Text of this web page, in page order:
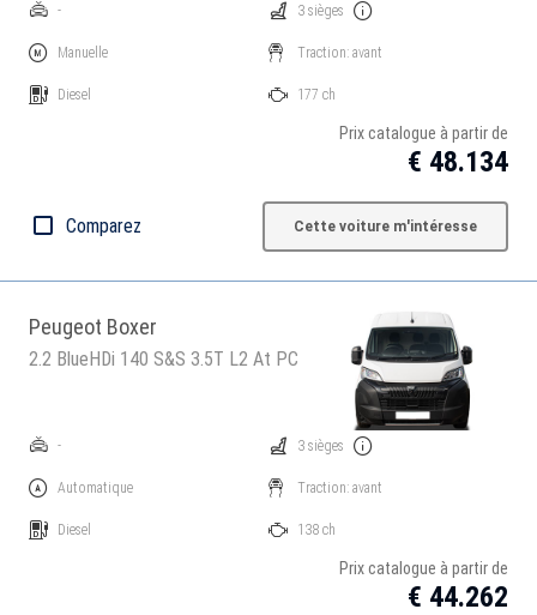
-
Manuelle
Diesel
3 sièges
Traction: avant
177 ch
Prix catalogue à partir de
€ 48.134
Comparez Cette voiture m'intéresse
Peugeot Boxer
2.2 BlueHDi 140 S&S 3.5T L2 At PC
-
Automatique
Diesel
3 sièges
Traction: avant
138 ch
Prix catalogue à partir de
€ 44.262